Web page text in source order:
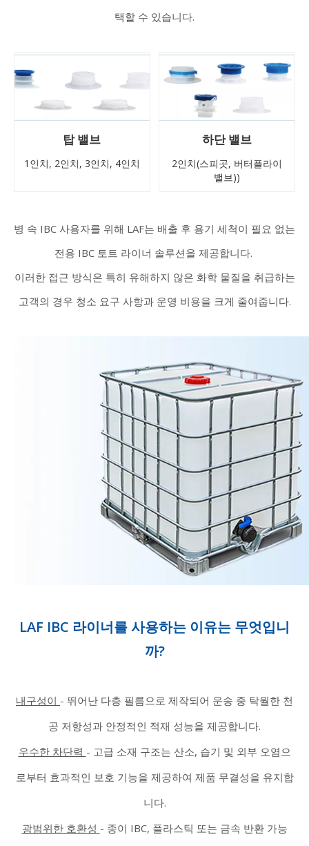
택할 수 있습니다.
탑 밸브
1인치, 2인치, 3인치, 4인치
하단 밸브
2인치(스피곳, 버터플라이
밸브))
병 속 IBC 사용자를 위해 LAF는 배출 후 용기 세척이 필요 없는
전용 IBC 토트 라이너 솔루션을 제공합니다.
이러한 접근 방식은 특히 유해하지 않은 화학 물질을 취급하는
고객의 경우 청소 요구 사항과 운영 비용을 크게 줄여줍니다.
LAF IBC 라이너를 사용하는 이유는 무엇입니
까?
내구성이 - 뛰어난 다층 필름으로 제작되어 운송 중 탁월한 천
공 저항성과 안정적인 적재 성능을 제공합니다.
우수한 차단력 - 고급 소재 구조는 산소, 습기 및 외부 오염으
로부터 효과적인 보호 기능을 제공하여 제품 무결성을 유지합
니다.
광범위한 호환성 - 종이 IBC, 플라스틱 또는 금속 반환 가능